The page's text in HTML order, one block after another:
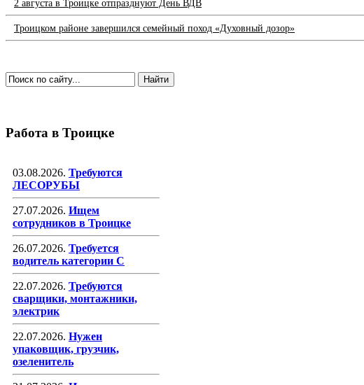
2 августа в Троицке отпразднуют День ВДВ
Троицком районе завершился семейный поход «Духовный дозор»
Работа в Троицке
03.08.2026. Требуются
ЛЕСОРУБЫ
27.07.2026. Ищем
сотрудников в Троицке
26.07.2026. Требуется
водитель категории С
22.07.2026. Требуются
сварщики, монтажники,
электрик
22.07.2026. Нужен
упаковщик, грузчик,
озеленитель